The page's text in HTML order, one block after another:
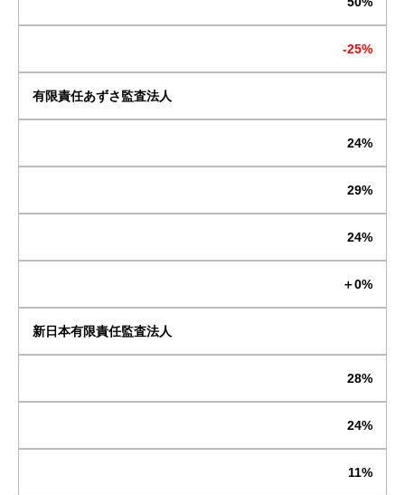
-25%
有限責任あずさ監査法人
24%
29%
24%
＋0%
新日本有限責任監査法人
28%
24%
11%